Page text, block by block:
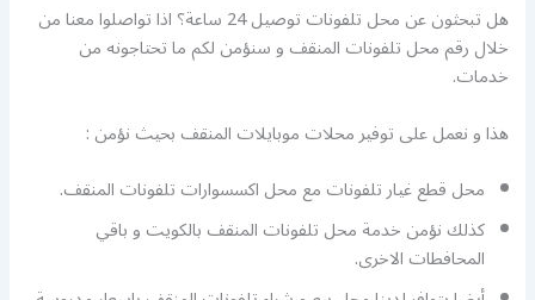
هل تبحثون عن محل تلفونات توصيل 24 ساعة؟ اذا تواصلوا معنا من
خلال رقم محل تلفونات المنقف و سنؤمن لكم ما تحتاجونه من
خدمات.
هذا و نعمل على توفير محلات موبايلات المنقف بحيث نؤمن :
محل قطع غيار تلفونات مع محل اكسسوارات تلفونات المنقف.
كذلك نؤمن خدمة محل تلفونات المنقف بالكويت و باقي
المحافطات الاخرى.